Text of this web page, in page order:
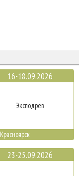
16-18.09.2026
Эксподрев
Красноярск
23-25.09.2026